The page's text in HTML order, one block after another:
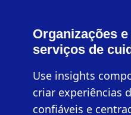
Organizações
serviços de
Use insights
criar experiências
confiáveis e